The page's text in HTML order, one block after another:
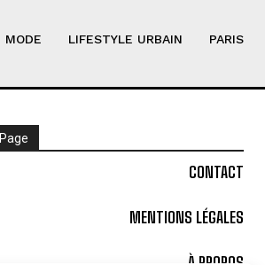
MODE LIFESTYLE URBAIN PARIS
Page
CONTACT
MENTIONS LÉGALES